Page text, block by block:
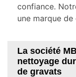
confiance.
une marque de
La société
nettoyage
de gravats